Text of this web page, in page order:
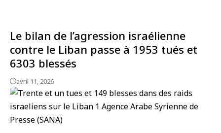
Le bilan de l’agression israélienne
contre le Liban passe à 1953 tués et
6303 blessés
avril 11, 2026